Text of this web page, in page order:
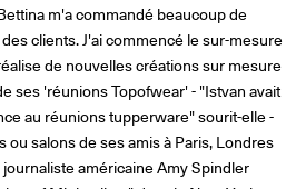
m'a commandé beaucoup de
clients. J'ai commencé le sur-mesure
de nouvelles créations sur mesure
ses 'réunions Topofwear' - "Istvan avait
au réunions tupperware" sourit-elle -
ou salons de ses amis à Paris, Londres
américaine Amy Spindler